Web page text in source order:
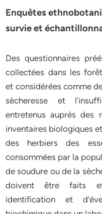
Enquêtes
survie et
Des questionnaires
collectées dans les
et considérées comme
sècheresse et
entretenus auprès des
inventaires biologiques
des herbiers des
consommées par la
de soudure ou de la
doivent être faits
identification et